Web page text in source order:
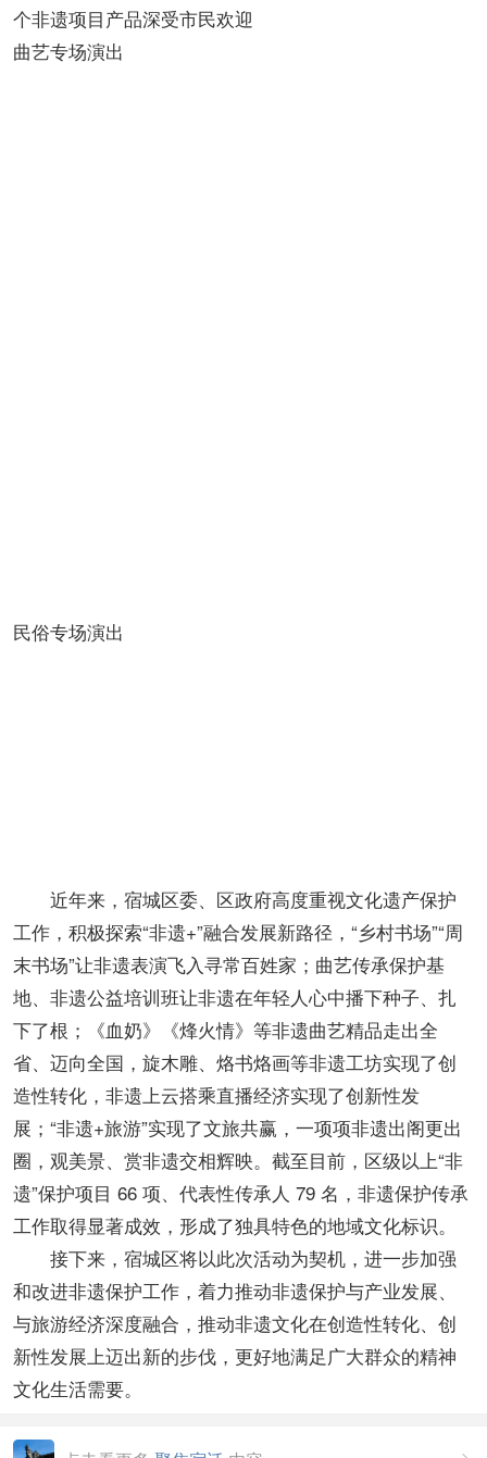
个非遗项目产品深受市民欢迎
曲艺专场演出
民俗专场演出
近年来，宿城区委、区政府高度重视文化遗产保护
工作，积极探索“非遗+”融合发展新路径，“乡村书场”“周
末书场”让非遗表演飞入寻常百姓家；曲艺传承保护基
地、非遗公益培训班让非遗在年轻人心中播下种子、扎
下了根；《血奶》《烽火情》等非遗曲艺精品走出全
省、迈向全国，旋木雕、烙书烙画等非遗工坊实现了创
造性转化，非遗上云搭乘直播经济实现了创新性发
展；“非遗+旅游”实现了文旅共赢，一项项非遗出阁更出
圈，观美景、赏非遗交相辉映。截至目前，区级以上“非
遗”保护项目 66 项、代表性传承人 79 名，非遗保护传承
工作取得显著成效，形成了独具特色的地域文化标识。
接下来，宿城区将以此次活动为契机，进一步加强
和改进非遗保护工作，着力推动非遗保护与产业发展、
与旅游经济深度融合，推动非遗文化在创造性转化、创
新性发展上迈出新的步伐，更好地满足广大群众的精神
文化生活需要。